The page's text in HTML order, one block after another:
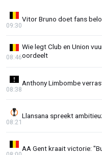
Vitor Bruno doet fans
09:30
Wie legt Club en Union
oordeelt
08:46
Anthony Limbombe
08:38
Llansana spreekt
08:21
AA Gent kraait victorie: